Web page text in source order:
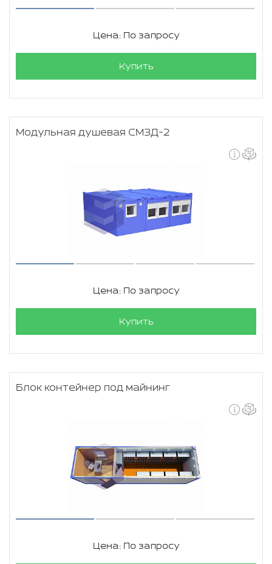
Цена: По запросу
Купить
Модульная душевая СМЗД-2
Цена: По запросу
Купить
Блок контейнер под майнинг
Цена: По запросу